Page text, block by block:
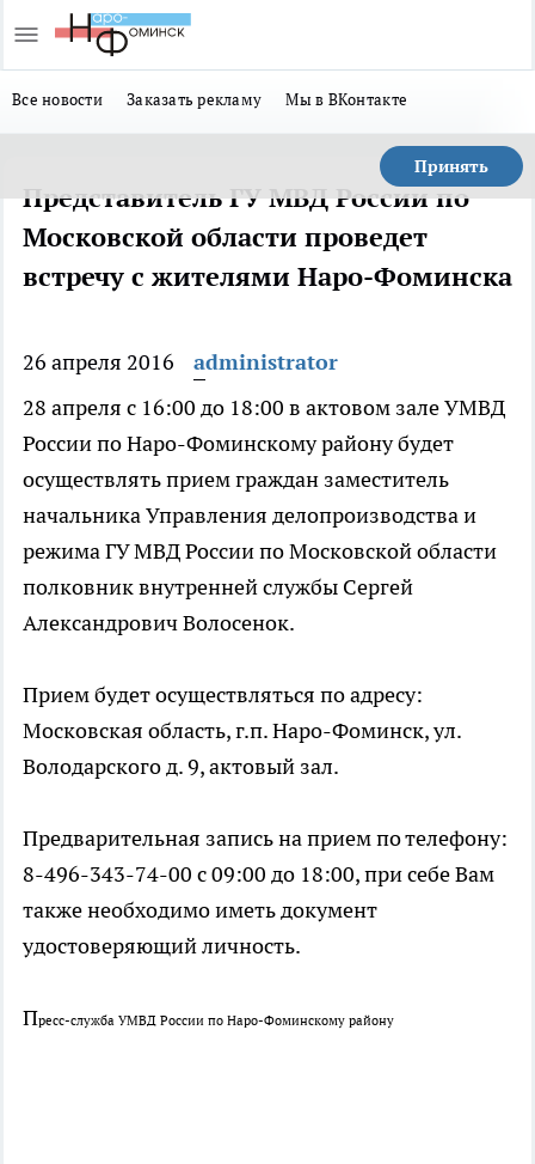
Все новости Заказать рекламу Мы в ВКонтакте
Принять
Представитель ГУ МВД России по
Московской области проведет
встречу с жителями Наро-Фоминска
26 апреля 2016
administrator
28 апреля с 16:00 до 18:00 в актовом зале УМВД
России по Наро-Фоминскому району будет
осуществлять прием граждан заместитель
начальника Управления делопроизводства и
режима ГУ МВД России по Московской области
полковник внутренней службы Сергей
Александрович Волосенок.
Прием будет осуществляться по адресу:
Московская область, г.п. Наро-Фоминск, ул.
Володарского д. 9, актовый зал.
Предварительная запись на прием по телефону:
8-496-343-74-00 с 09:00 до 18:00, при себе Вам
также необходимо иметь документ
удостоверяющий личность.
Пресс-служба УМВД России по Наро-Фоминскому району